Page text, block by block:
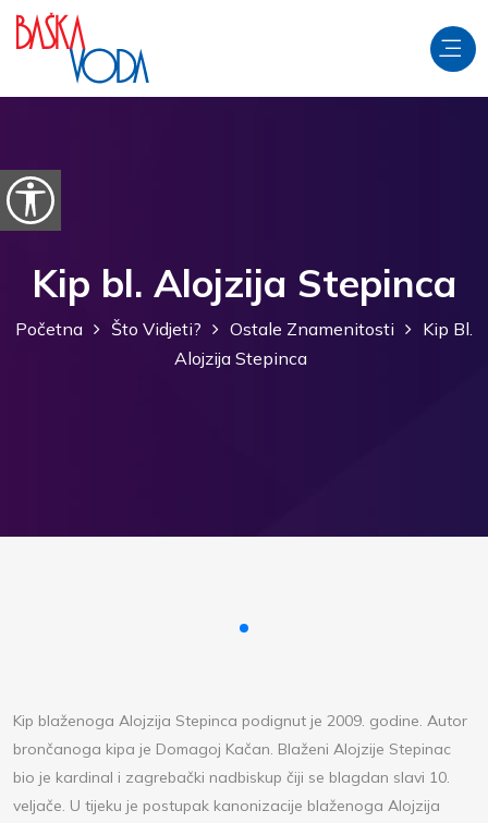
Preskoči na sadržaj
Prikaži postavke pristupačnosti
Kip bl. Alojzija Stepinca
Početna Što Vidjeti? Ostale Znamenitosti
Kip Bl.
Alojzija Stepinca
Kip blaženoga Alojzija Stepinca podignut je 2009. godine. Autor
brončanoga kipa je Domagoj Kačan. Blaženi Alojzije Stepinac
bio je kardinal i zagrebački nadbiskup čiji se blagdan slavi 10.
veljače. U tijeku je postupak kanonizacije blaženoga Alojzija